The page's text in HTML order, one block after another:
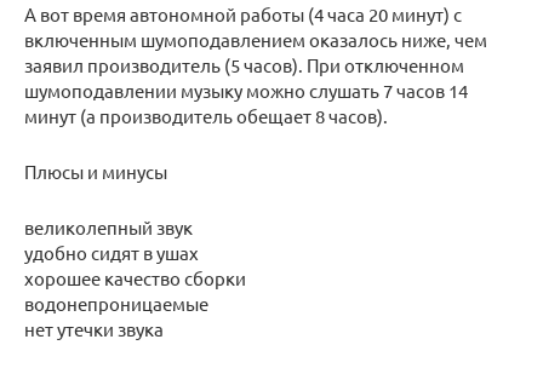
А вот время автономной работы (4 часа 20 минут) с
включенным шумоподавлением оказалось ниже, чем
заявил производитель (5 часов). При отключенном
шумоподавлении музыку можно слушать 7 часов 14
минут (а производитель обещает 8 часов).
Плюсы и минусы
великолепный звук
удобно сидят в ушах
хорошее качество сборки
водонепроницаемые
нет утечки звука